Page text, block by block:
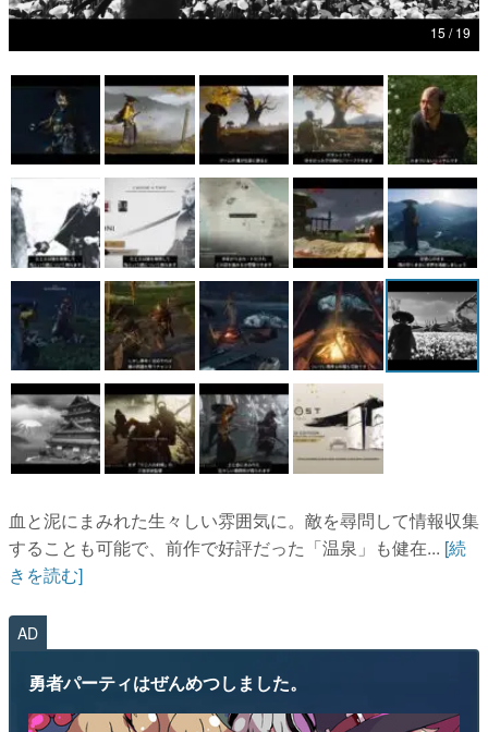
マンガ
女性向け
アプリレビュー
その他
電ファミニコゲーマーとは？
運営：株式会社マレ
15 / 19
血と泥にまみれた生々しい雰囲気に。敵を尋問して情報収集
することも可能で、前作で好評だった「温泉」も健在... [続
きを読む]
AD
勇者パーティはぜんめつしました。